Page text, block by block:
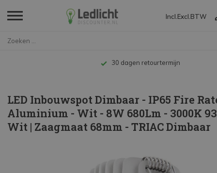
Incl. Excl. BTW
30 dagen retourtermijn
LED Inbouwspot Dimbaar - IP65 Fire
Aluminium - Wit - 8W 680Lm - 3000K
Wit | Zaagmaat 68mm - TRIAC Dimbaar